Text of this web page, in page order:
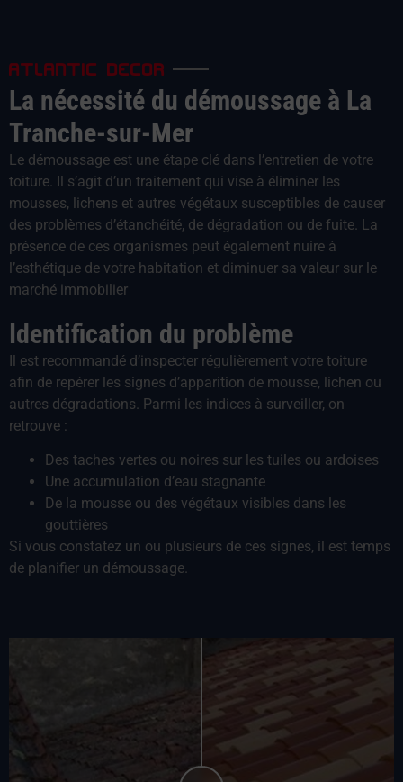
ATLANTIC DECOR
La nécessité du démoussage à La
Tranche-sur-Mer
Le démoussage est une étape clé dans l’entretien de votre
toiture. Il s’agit d’un traitement qui vise à éliminer les
mousses, lichens et autres végétaux susceptibles de causer
des problèmes d’étanchéité, de dégradation ou de fuite. La
présence de ces organismes peut également nuire à
l’esthétique de votre habitation et diminuer sa valeur sur le
marché immobilier
Identification du problème
Il est recommandé d’inspecter régulièrement votre toiture
afin de repérer les signes d’apparition de mousse, lichen ou
autres dégradations. Parmi les indices à surveiller, on
retrouve :
Des taches vertes ou noires sur les tuiles ou ardoises
Une accumulation d’eau stagnante
De la mousse ou des végétaux visibles dans les
gouttières
Si vous constatez un ou plusieurs de ces signes, il est temps
de planifier un démoussage.